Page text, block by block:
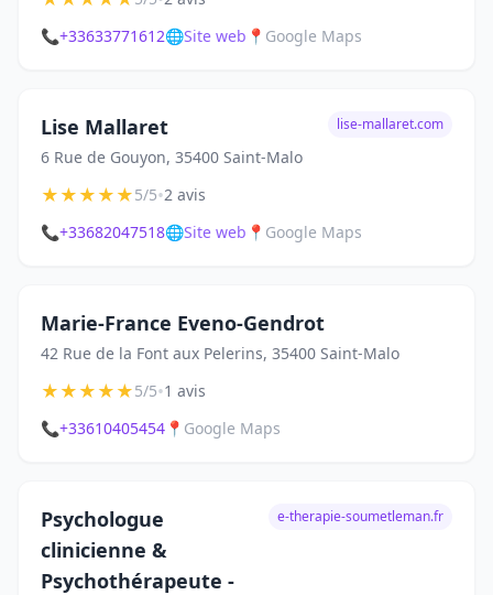
📞+33633771612🌐Site web 📍 Google Maps
Lise Mallaret
6 Rue de Gouyon, 35400 Saint-Malo
lise-mallaret.com
★★★★★5/5•2 avis
📞+33682047518🌐Site web 📍 Google Maps
Marie-France Eveno-Gendrot
42 Rue de la Font aux Pelerins, 35400 Saint-Malo
★★★★★5/5•1 avis
📞+33610405454 📍 Google Maps
Psychologue
clinicienne &
Psychothérapeute -
e-therapie-soumetleman.fr